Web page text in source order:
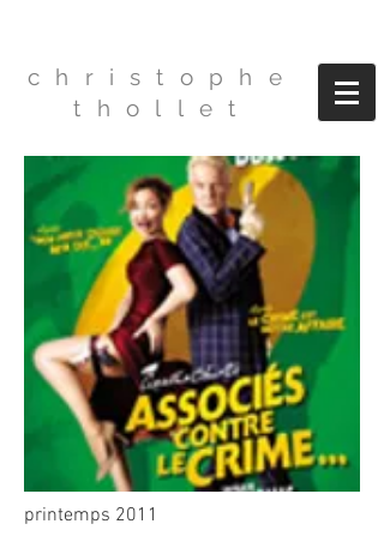
christophe
thollet
printemps 2011